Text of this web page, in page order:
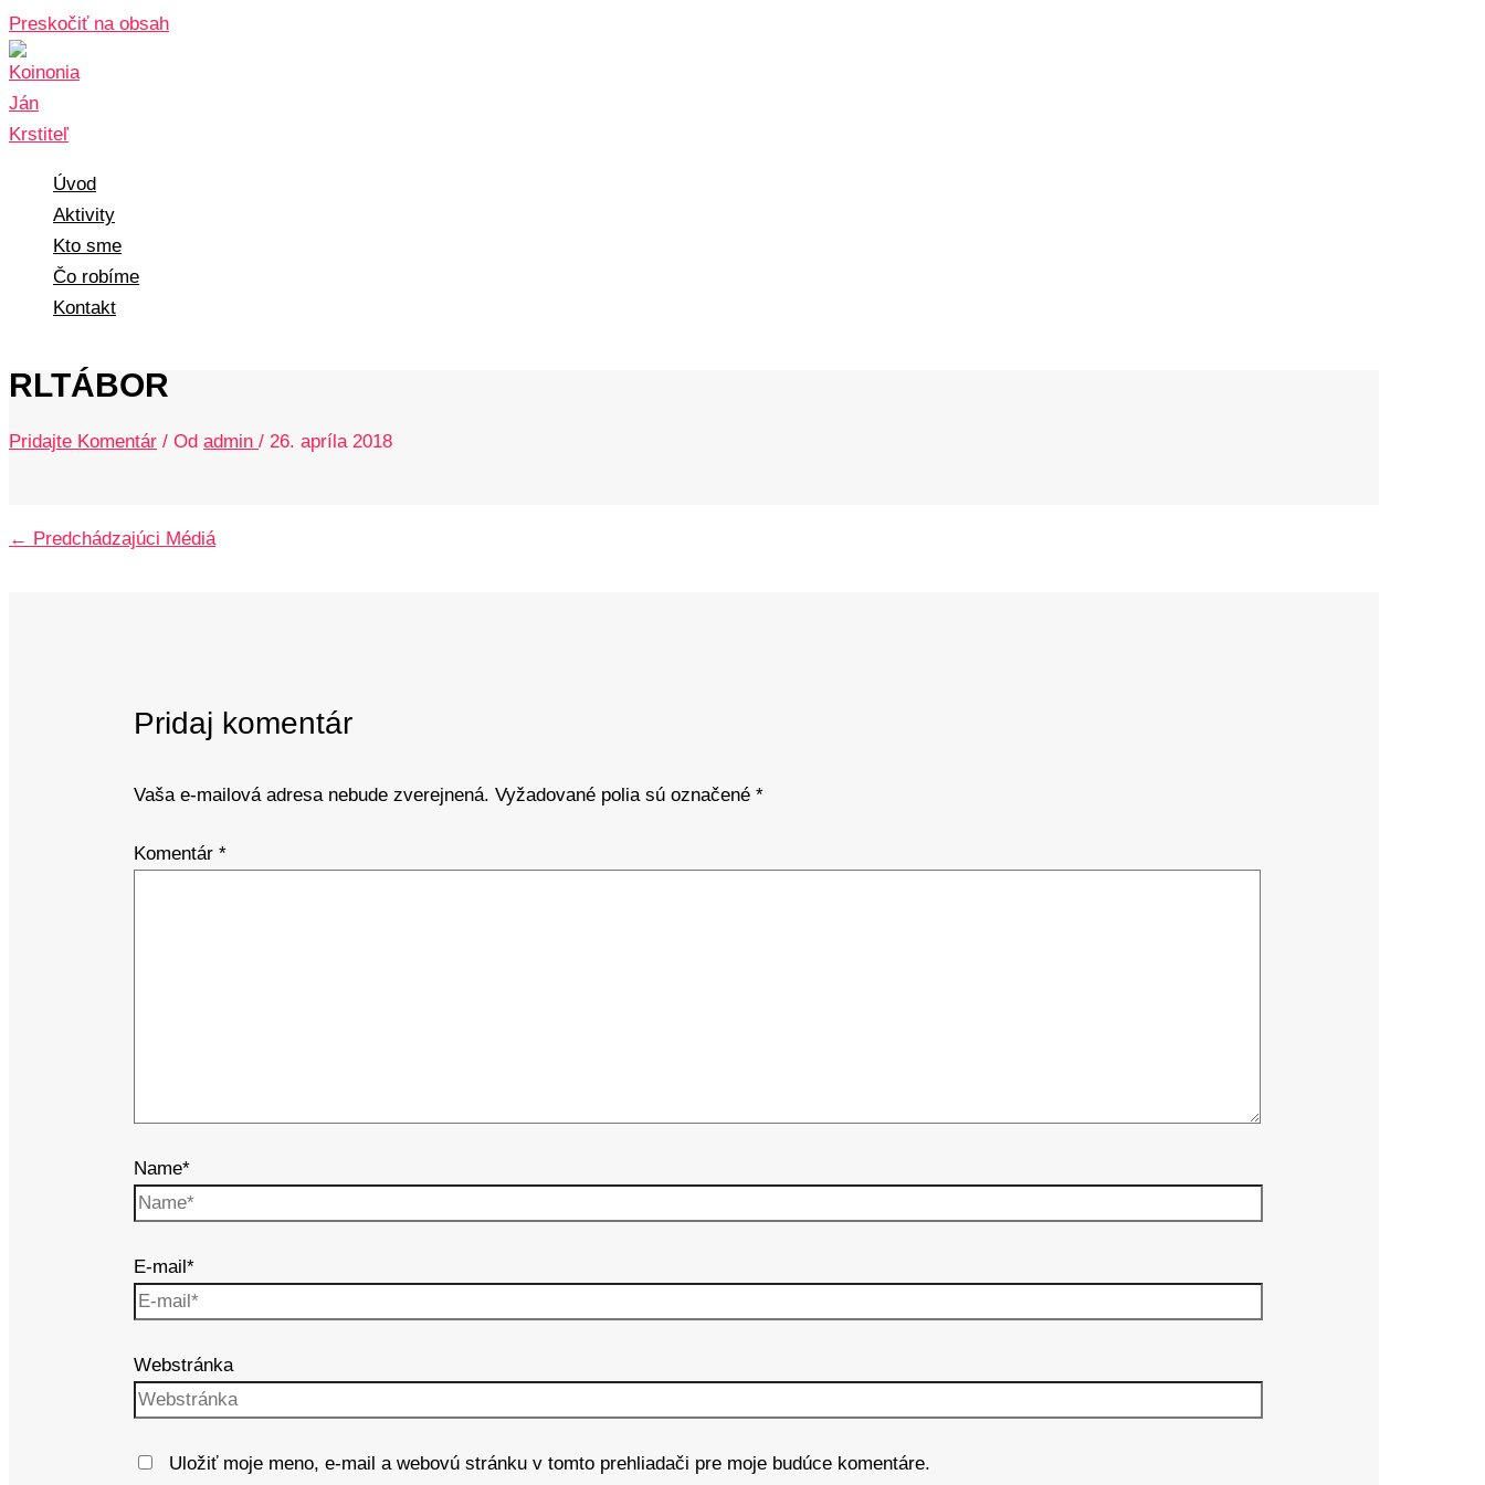
Preskočiť na obsah
Úvod
Aktivity
Kto sme
Čo robíme
Kontakt
RLTÁBOR
Pridajte Komentár / Od admin / 26. apríla 2018
← Predchádzajúci Médiá
Pridaj komentár
Vaša e-mailová adresa nebude zverejnená. Vyžadované polia sú označené*
Komentár*
Name*
E-mail*
Webstránka
Uložiť moje meno, e-mail a webovú stránku v tomto prehliadači pre moje budúce komentáre.